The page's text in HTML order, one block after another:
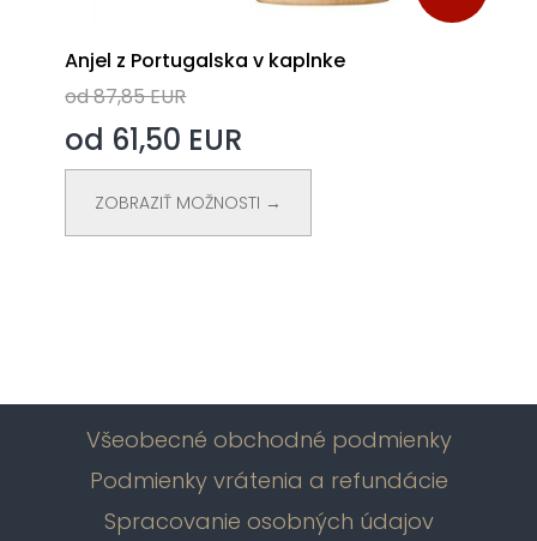
Anjel z Portugalska v kaplnke
od 87,85 EUR
od 61,50 EUR
ZOBRAZIŤ MOŽNOSTI →
Všeobecné obchodné podmienky
Podmienky vrátenia a refundácie
Spracovanie osobných údajov